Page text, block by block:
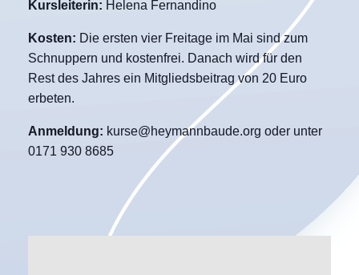
Kursleiterin: Helena Fernandino
Kosten: Die ersten vier Freitage im Mai sind zum
Schnuppern und kostenfrei. Danach wird für den
Rest des Jahres ein Mitgliedsbeitrag von 20 Euro
erbeten.
Anmeldung: kurse@heymannbaude.org oder unter
0171 930 8685